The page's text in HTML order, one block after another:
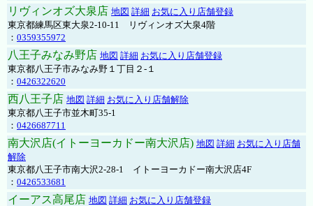
リヴィンオズ大泉店 地図 詳細 お気に入り店舗登録
東京都練馬区東大泉2-10-11 リヴィンオズ大泉4階
： 0359355972
八王子みなみ野店 地図 詳細 お気に入り店舗登録
東京都八王子市みなみ野１丁目２-１
： 0426322620
西八王子店 地図 詳細 お気に入り店舗解除
東京都八王子市並木町35-1
： 0426687711
南大沢店(イトーヨーカドー南大沢店) 地図 詳細 お気に入り店舗
解除
東京都八王子市南大沢2-28-1 イトーヨーカドー南大沢店4F
： 0426533681
イーアス高尾店 地図 詳細 お気に入り店舗登録